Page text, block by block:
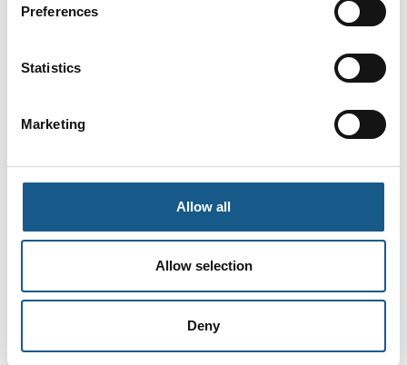
Preferences
Statistics
Marketing
Allow all
Allow selection
Deny
Gå til hjemmeside